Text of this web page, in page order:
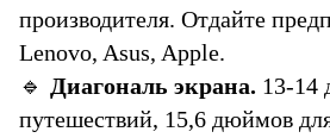
производителя. Отдайте
Lenovo, Asus, Apple.
🔹 Диагональ экрана. 13-14
путешествий, 15,6 дюймов